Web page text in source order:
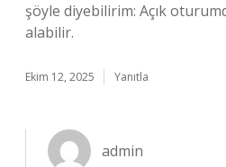
şöyle diyebilirim: Açık
alabilir.
Ekim 12, 2025 Yanıtla
admin